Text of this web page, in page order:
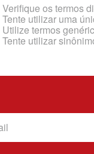
Verifique os termos
Tente utilizar uma
Utilize termos
Tente utilizar